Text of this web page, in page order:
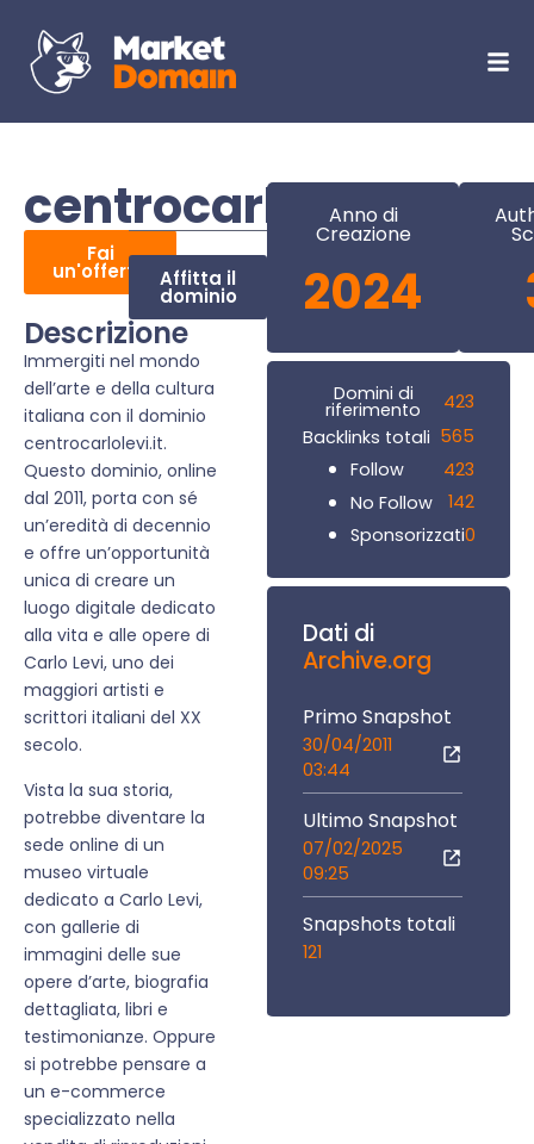
centrocarlolevi.it
Fai
un'offerta Affitta il
dominio
Descrizione
Immergiti nel mondo
dell’arte e della cultura
italiana con il dominio
centrocarlolevi.it.
Questo dominio, online
dal 2011, porta con sé
un’eredità di decennio
e offre un’opportunità
unica di creare un
luogo digitale dedicato
alla vita e alle opere di
Carlo Levi, uno dei
maggiori artisti e
scrittori italiani del XX
secolo.
Vista la sua storia,
potrebbe diventare la
sede online di un
museo virtuale
dedicato a Carlo Levi,
con gallerie di
immagini delle sue
opere d’arte, biografia
dettagliata, libri e
testimonianze. Oppure
si potrebbe pensare a
un e-commerce
specializzato nella
Anno di
Creazione
2024
Domini di
riferimento
423
Backlinks totali 565
Follow
423
No Follow
142
Sponsorizzati0
Dati di
Archive.org
Primo Snapshot
30/04/2011
03:44
Ultimo Snapshot
07/02/2025
09:25
Snapshots totali
121